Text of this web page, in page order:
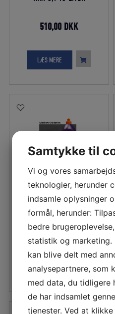
510,00 DKK
LÆS MERE
3M PERFECT IT
MEDIUM COMPOUND &
WAX 0,9 LITER
655,00DKK
LÆS MERE
Samtykke til
Vi og vores
teknologier, herunder
indsamle oplysninger
formål, herunder:
bedre
statistik og marketing.
kan blive delt med
analysepartnere, som
med data, du tidligere
de har indsamlet
tjenester. Ved at